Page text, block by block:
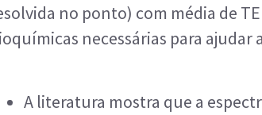
no ponto) com média de
necessárias para ajudar
A literatura mostra que a